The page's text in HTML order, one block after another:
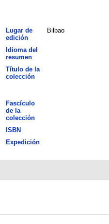
Lugar de
edición
Bilbao
Idioma del
resumen
Título de la
colección
Fascículo
de la
colección
ISBN
Expedición